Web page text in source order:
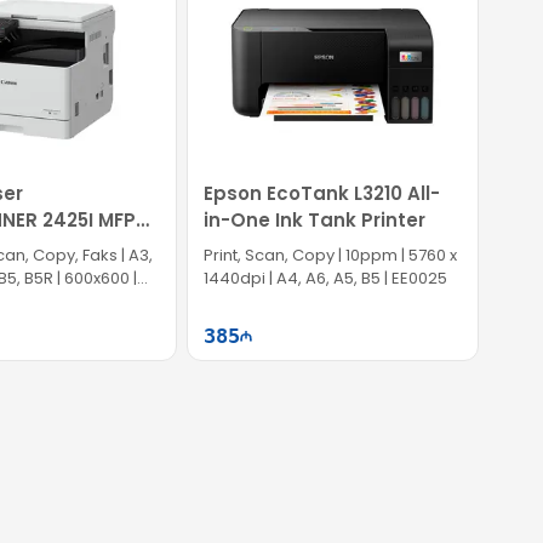
qoşulma imkanı təqdim edir. Bu isə onu həm
uyğunlaşır.
lazer printer seçimidir.
2425I MFP
Copy, Faks | A3,
B5R | 600x600 |
Epson EcoTank L3210 All-
in-One Ink Tank Printer
Print, Scan, Copy | 10ppm | 5760 x
1440dpi | A4, A6, A5, B5 | EE0025
385